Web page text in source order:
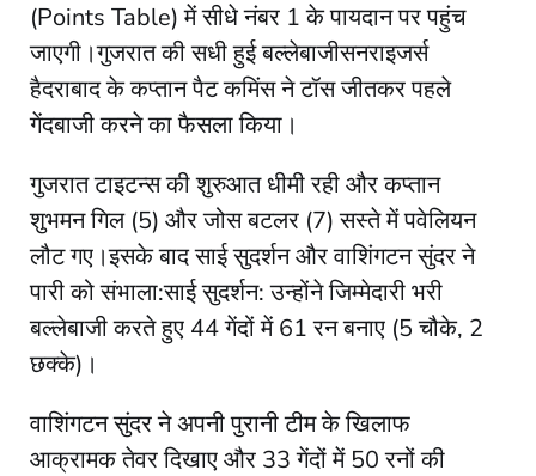
(Points Table) में सीधे नंबर 1 के पायदान पर पहुंच
जाएगी।​गुजरात की सधी हुई बल्लेबाजी​सनराइजर्स
हैदराबाद के कप्तान पैट कमिंस ने टॉस जीतकर पहले
गेंदबाजी करने का फैसला किया।
गुजरात टाइटन्स की शुरुआत धीमी रही और कप्तान
शुभमन गिल (5) और जोस बटलर (7) सस्ते में पवेलियन
लौट गए।​इसके बाद साई सुदर्शन और वाशिंगटन सुंदर ने
पारी को संभाला:​साई सुदर्शन: उन्होंने जिम्मेदारी भरी
बल्लेबाजी करते हुए 44 गेंदों में 61 रन बनाए (5 चौके, 2
छक्के)।​
वाशिंगटन सुंदर ने अपनी पुरानी टीम के खिलाफ
आक्रामक तेवर दिखाए और 33 गेंदों में 50 रनों की